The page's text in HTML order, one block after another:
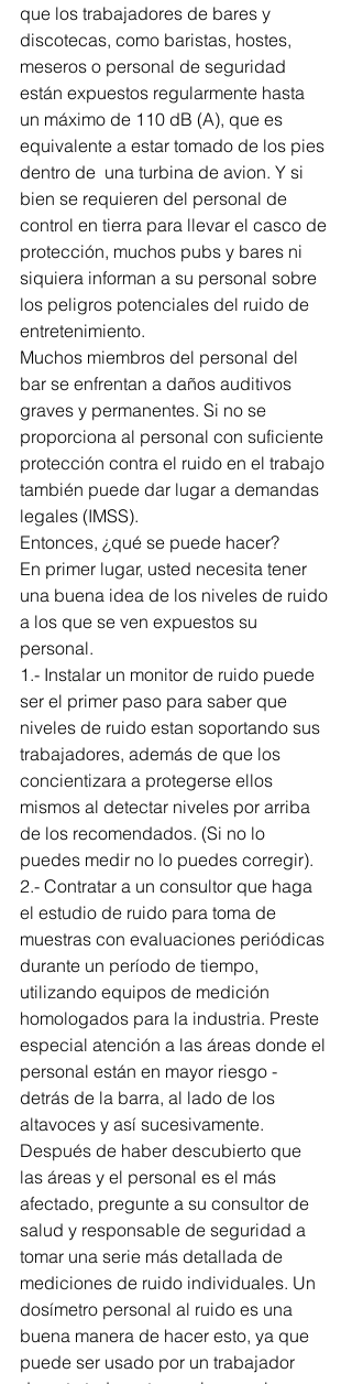
que los trabajadores de bares y
discotecas, como baristas, hostes,
meseros o personal de seguridad
están expuestos regularmente hasta
un máximo de 110 dB (A), que es
equivalente a estar tomado de los pies
dentro de  una turbina de avion. Y si
bien se requieren del personal de
control en tierra para llevar el casco de
protección, muchos pubs y bares ni
siquiera informan a su personal sobre
los peligros potenciales del ruido de
entretenimiento.
Muchos miembros del personal del
bar se enfrentan a daños auditivos
graves y permanentes. Si no se
proporciona al personal con suficiente
protección contra el ruido en el trabajo
también puede dar lugar a demandas
legales (IMSS).
Entonces, ¿qué se puede hacer?
En primer lugar, usted necesita tener
una buena idea de los niveles de ruido
a los que se ven expuestos su
personal.
1.- Instalar un monitor de ruido puede
ser el primer paso para saber que
niveles de ruido estan soportando sus
trabajadores, además de que los
concientizara a protegerse ellos
mismos al detectar niveles por arriba
de los recomendados. (Si no lo
puedes medir no lo puedes corregir).
2.- Contratar a un consultor que haga
el estudio de ruido para toma de
muestras con evaluaciones periódicas
durante un período de tiempo,
utilizando equipos de medición
homologados para la industria. Preste
especial atención a las áreas donde el
personal están en mayor riesgo -
detrás de la barra, al lado de los
altavoces y así sucesivamente.
Después de haber descubierto que
las áreas y el personal es el más
afectado, pregunte a su consultor de
salud y responsable de seguridad a
tomar una serie más detallada de
mediciones de ruido individuales. Un
dosímetro personal al ruido es una
buena manera de hacer esto, ya que
puede ser usado por un trabajador